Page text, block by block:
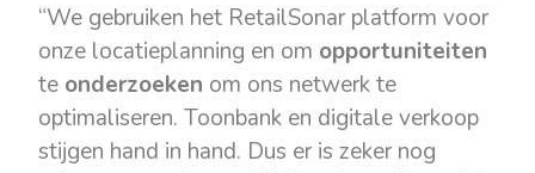
“We gebruiken het RetailSonar platform voor
onze locatieplanning en om opportuniteiten
te onderzoeken om ons netwerk te
optimaliseren. Toonbank en digitale verkoop
stijgen hand in hand. Dus er is zeker nog